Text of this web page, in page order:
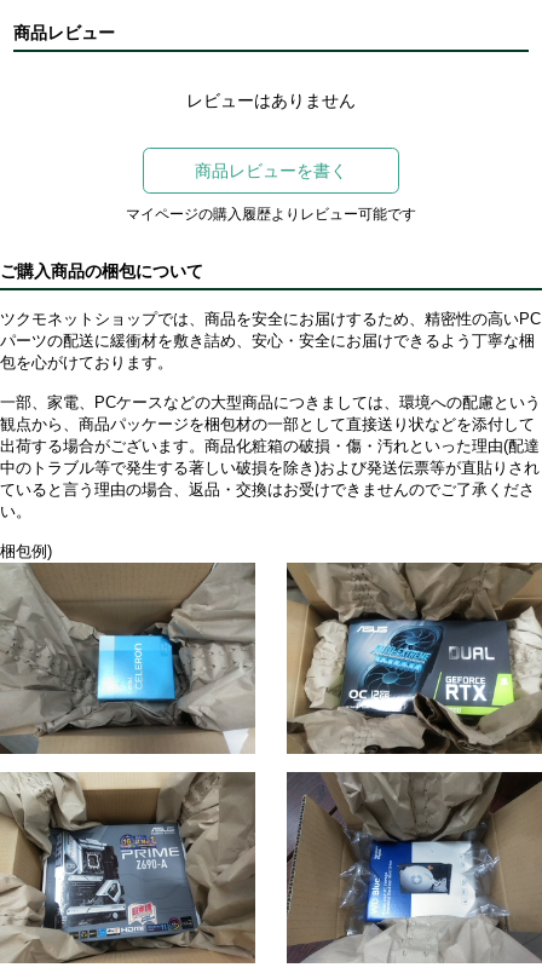
商品レビュー
レビューはありません
商品レビューを書く
マイページの購入履歴よりレビュー可能です
ご購入商品の梱包について
ツクモネットショップでは、商品を安全にお届けするため、精密性の高いPC
パーツの配送に緩衝材を敷き詰め、安心・安全にお届けできるよう丁寧な梱
包を心がけております。
一部、家電、PCケースなどの大型商品につきましては、環境への配慮という
観点から、商品パッケージを梱包材の一部として直接送り状などを添付して
出荷する場合がございます。商品化粧箱の破損・傷・汚れといった理由(配達
中のトラブル等で発生する著しい破損を除き)および発送伝票等が直貼りされ
ていると言う理由の場合、返品・交換はお受けできませんのでご了承くださ
い。
梱包例)